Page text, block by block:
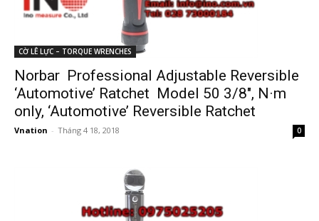
CỜ LÊ LỰC – TORQUE WRENCHES
Norbar Professional Adjustable Reversible
‘Automotive’ Ratchet Model 50 3/8″, N·m
only, ‘Automotive’ Reversible Ratchet
Vnation - Tháng 4 18, 2018 0